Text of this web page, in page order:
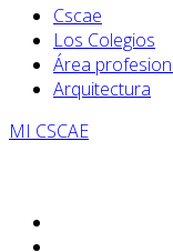
Cscae
Los Colegios
Área
Arquitectura
MI CSCAE